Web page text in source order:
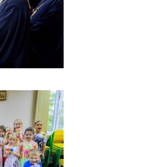
Помочі (м. Охтирка)
оо Василіян
монастир сестер Згромадження
Св. Вінкентія. Дім Милосердя
Богородиці Сестер Чину